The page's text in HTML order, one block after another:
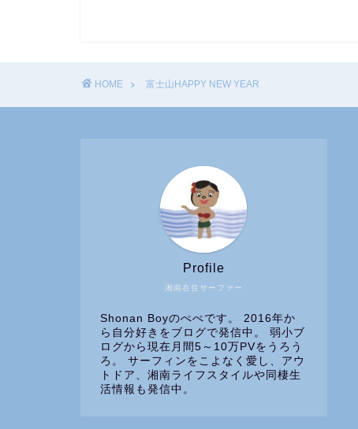
HOME 富士山HAPPY NEW YEAR
湘南在住サーファー
Profile
Shonan Boyのぺぺです。 2016年か
ら自分好きをブログで発信中。 弱小ブ
ログから現在月間5～10万PVをうろう
ろ。 サーフィンをこよなく愛し、アウ
トドア、湘南ライフスタイルや同棲生
活情報も発信中。